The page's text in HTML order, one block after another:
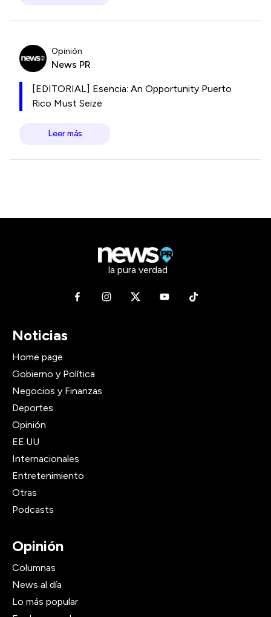
Opinión
News PR
[EDITORIAL] Esencia: An Opportunity Puerto
Rico Must Seize
Leer más
la pura verdad
Noticias
Home page
Gobierno y Política
Negocios y Finanzas
Deportes
Opinión
EE.UU
Internacionales
Entretenimiento
Otras
Podcasts
Opinión
Columnas
News al día
Lo más popular